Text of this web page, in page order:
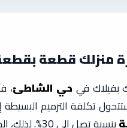
منزلك قطعة
بفيلاك في حي الشاطئ،
ستتحول تكلفة الترميم
بنسبة تصل إلى 30%. لذلك، الحل هو التحرك الآن قبل فوات الأوان.